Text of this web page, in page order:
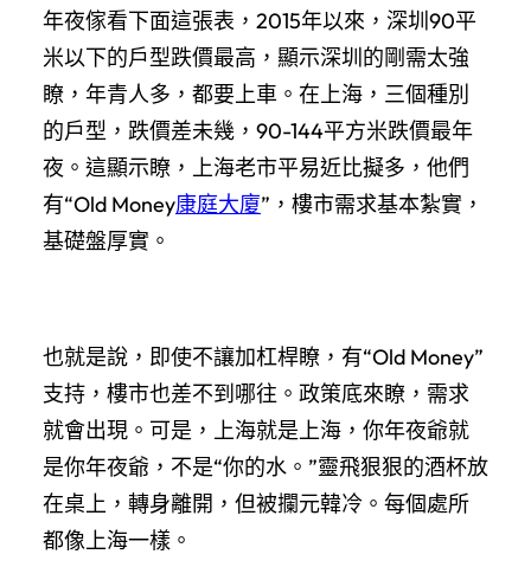
年夜傢看下面這張表，2015年以來，深圳90平
米以下的戶型跌價最高，顯示深圳的剛需太強
瞭，年青人多，都要上車。在上海，三個種別
的戶型，跌價差未幾，90-144平方米跌價最年
夜。這顯示瞭，上海老市平易近比擬多，他們
有“Old Money康庭大廈”，樓市需求基本紮實，
基礎盤厚實。
也就是說，即使不讓加杠桿瞭，有“Old Money”
支持，樓市也差不到哪往。政策底來瞭，需求
就會出現。可是，上海就是上海，你年夜爺就
是你年夜爺，不是“你的水。”靈飛狠狠的酒杯放
在桌上，轉身離開，但被攔元韓冷。每個處所
都像上海一樣。